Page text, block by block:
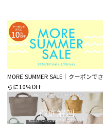
MORE SUMMER SALE｜クーポンでさ
らに10％OFF